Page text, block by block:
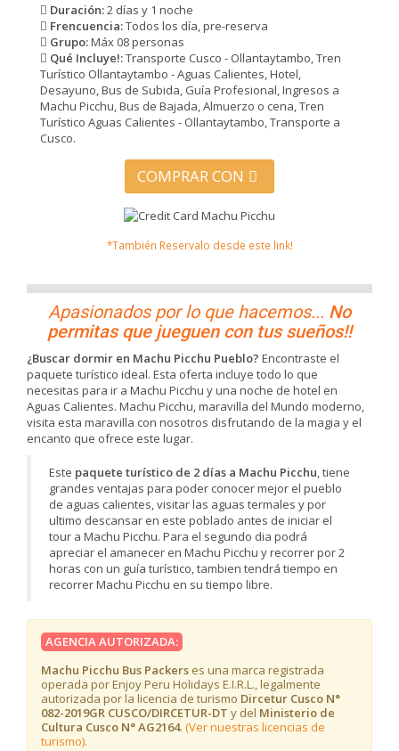
Duración:2 días y 1 noche
Frencuencia:Todos los día, pre-reserva
Grupo:Máx 08 personas
Qué Incluye!:Transporte Cusco - Ollantaytambo, Tren
Turístico Ollantaytambo - Aguas Calientes, Hotel,
Desayuno, Bus de Subida, Guía Profesional, Ingresos a
Machu Picchu, Bus de Bajada, Almuerzo o cena, Tren
Turístico Aguas Calientes - Ollantaytambo, Transporte a
Cusco.
COMPRAR CON
*También Reservalo desde este link!
Apasionados por lo que hacemos... No
permitas que jueguen con tus sueños!!
¿Buscar dormir en Machu Picchu Pueblo? Encontraste el
paquete turístico ideal. Esta oferta incluye todo lo que
necesitas para ir a Machu Picchu y una noche de hotel en
Aguas Calientes. Machu Picchu, maravilla del Mundo moderno,
visita esta maravilla con nosotros disfrutando de la magia y el
encanto que ofrece este lugar.
Este paquete turístico de 2 días a Machu Picchu, tiene
grandes ventajas para poder conocer mejor el pueblo
de aguas calientes, visitar las aguas termales y por
ultimo descansar en este poblado antes de iniciar el
tour a Machu Picchu. Para el segundo dia podrá
apreciar el amanecer en Machu Picchu y recorrer por 2
horas con un guía turístico, tambien tendrá tiempo en
recorrer Machu Picchu en su tiempo libre.
AGENCIA AUTORIZADA:
Machu Picchu Bus Packers es una marca registrada
operada por Enjoy Peru Holidays E.I.R.L., legalmente
autorizada por la licencia de turismo Dircetur Cusco N°
082-2019GR CUSCO/DIRCETUR-DT y del Ministerio de
Cultura Cusco N° AG2164. (Ver nuestras licencias de
turismo).